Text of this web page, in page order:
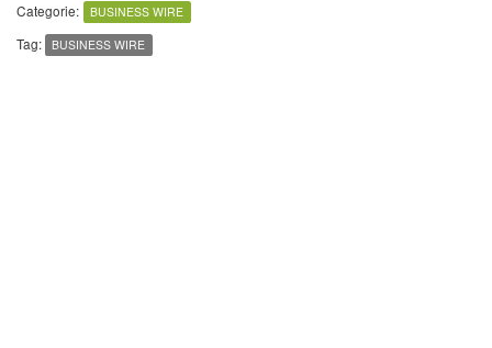
Categorie: BUSINESS WIRE
Tag: BUSINESS WIRE